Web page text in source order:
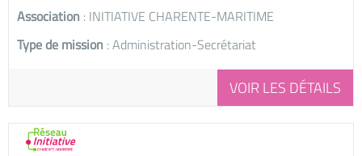
Association : INITIATIVE CHARENTE-MARITIME
Type de mission : Administration-Secrétariat
VOIR LES DÉTAILS